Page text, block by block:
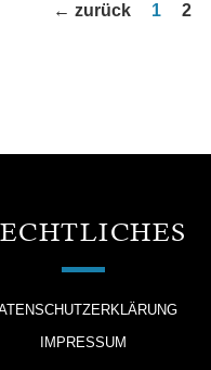
← zurück 1 2
IMPRESSUM